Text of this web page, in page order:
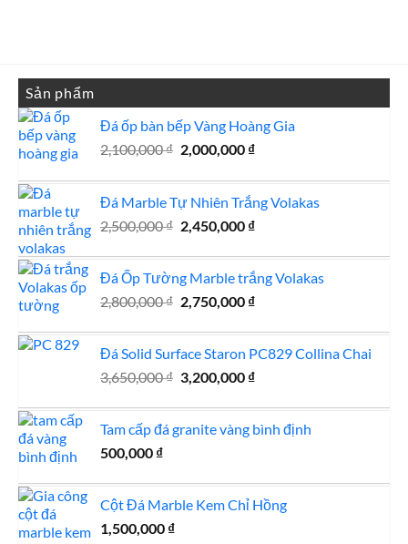
Sản phẩm
Đá ốp bàn bếp Vàng Hoàng Gia
2,100,000₫ Giá
là:
2,100,000 ₫.
2,000,000 ₫Giá
tại
là:
2,000,000 ₫.
Đá Marble Tự Nhiên Trắng Volakas
2,500,000₫ Giá
là:
2,500,000 ₫.
2,450,000 ₫Giá
tại
là:
2,450,000 ₫.
Đá Ốp Tường Marble trắng Volakas
2,800,000₫ Giá
là:
2,800,000 ₫.
2,750,000 ₫Giá
tại
là:
2,750,000 ₫.
Đá Solid Surface Staron PC829 Collina Chai
3,650,000₫ Giá
là:
3,650,000 ₫.
3,200,000 ₫Giá
tại
là:
Tam cấp đá granite vàng bình định
500,000 ₫
Cột Đá Marble Kem Chỉ Hồng
1,500,000 ₫